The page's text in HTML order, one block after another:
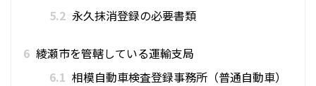
5.2 永久抹消登録の必要書類
6 綾瀬市を管轄している運輸支局
6.1 相模自動車検査登録事務所（普通自動車）